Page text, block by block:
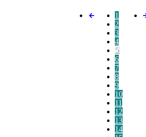
1
2
3
4
5
6
7
8
9
10
11
12
13
14